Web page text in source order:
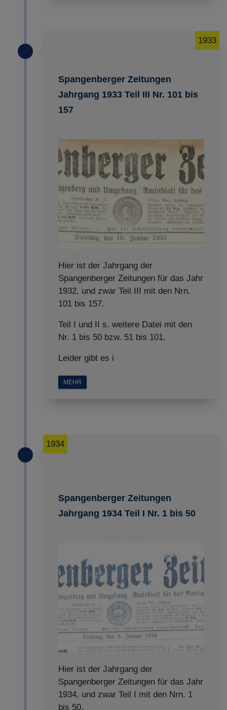
Spangenberger Zeitungen
Jahrgang 1933 Teil III Nr. 101 bis
157
1933
Hier ist der Jahrgang der
Spangenberger Zeitungen für das Jahr
1932, und zwar Teil III mit den Nrn.
101 bis 157.
Teil I und II s. weitere Datei mit den
Nr. 1 bis 50 bzw. 51 bis 101.
Leider gibt es i
MEHR
Spangenberger Zeitungen
Jahrgang 1934 Teil I Nr. 1 bis 50
1934
Hier ist der Jahrgang der
Spangenberger Zeitungen für das Jahr
1934, und zwar Teil I mit den Nrn. 1
bis 50.